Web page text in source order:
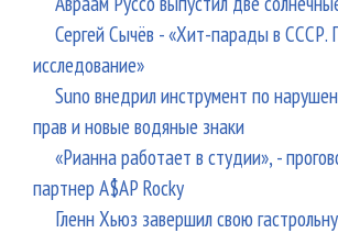
Сергей Сычёв - «Хит-парады в СССР.
исследование»
Suno внедрил инструмент по
прав и новые водяные знаки
«Рианна работает в студии», -
партнер A$AP Rocky
Гленн Хьюз завершил свою